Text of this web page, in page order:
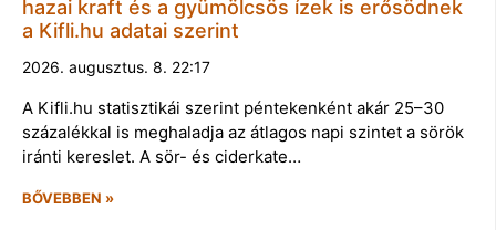
hazai kraft és a gyümölcsös ízek is erősödnek
a Kifli.hu adatai szerint
2026. augusztus. 8. 22:17
A Kifli.hu statisztikái szerint péntekenként akár 25–30
százalékkal is meghaladja az átlagos napi szintet a sörök
iránti kereslet. A sör- és ciderkate…
BŐVEBBEN »